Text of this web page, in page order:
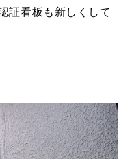
iR MAKERS
定依頼
来店予約
証看板も新しくして